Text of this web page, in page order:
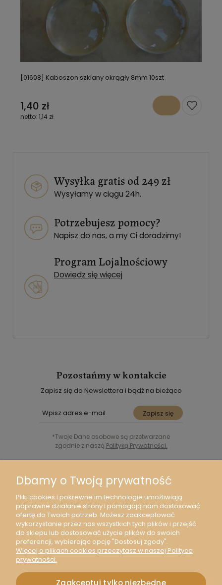
[01608] Kaboszon szklany okrągły 8mm 10szt
1,40 zł
1,14 zł
Wysyłka gratis od 249 zł
Wysyłamy w ciągu 24h.
Potrzebujesz pomocy?
Napisz do nas, a my Ci doradzimy!
Program Lojalnościowy
Dowiedz się więcej
Pozostańmy w kontakcie
Zapisz się do Newslettera i bądź na bieżąco
Zapisz się
*Twoje Dane osobowe są przetwarzane
zgodnie z naszą Polityką Prywatności.
Moje konto
O nas
Dbamy o Twoją prywatność
Pliki cookies i pokrewne im technologie umożliwiają
poprawne działanie strony i pomagają nam dostosować
ofertę do Twoich potrzeb. Możesz zaakceptować
wykorzystanie przez nas wszystkich tych plików i przejść
do sklepu lub dostosować użycie plików do swoich
preferencji, wybierając opcję "Dostosuj zgody".
Więcej o plikach cookies przeczytasz w naszej Polityce
prywatności.
Zaakceptuj tylko niezbędne